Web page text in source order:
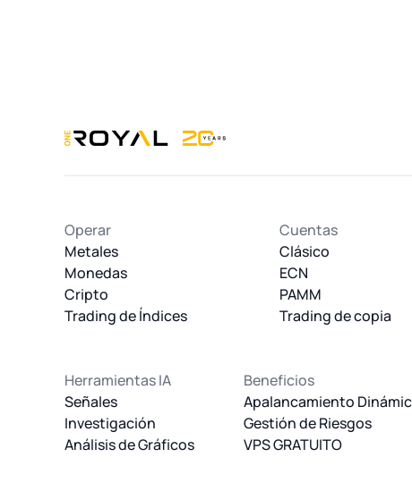
OneRoyal Home
Operar
Metales
Monedas
Cripto
Trading de Índices
Cuentas
Clásico
ECN
PAMM
Trading de copia
Herramientas IA
Señales
Investigación
Análisis de Gráficos
Beneficios
Apalancamiento
Gestión de Riesgos
VPS GRATUITO